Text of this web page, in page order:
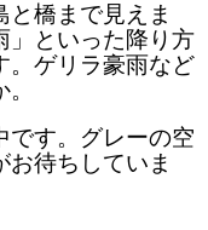
と橋まで見えま
」といった降り方
。ゲリラ豪雨など
です。グレーの空
お待ちしていま